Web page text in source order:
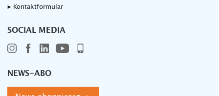
▸ Kontaktformular
SOCIAL MEDIA
NEWS-ABO